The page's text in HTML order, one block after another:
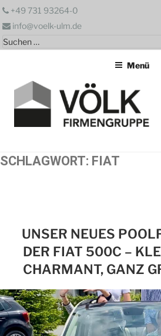
Zum
springen
+49 731 93264-0
info@voelk-ulm.de
Suchen
nach:
Menü
SCHLAGWORT: FIAT
UNSER NEUES
DER FIAT 500C –
CHARMANT, GANZ